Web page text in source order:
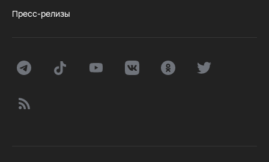
Пресс-релизы